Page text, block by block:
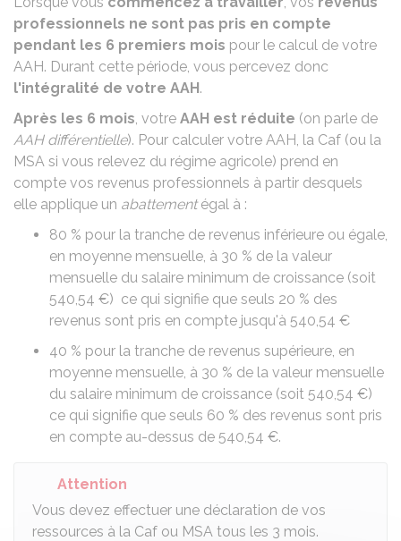
professionnels ne sont pas pris en compte
pendant les 6 premiers mois pour le calcul de votre
AAH. Durant cette période, vous percevez donc
l'intégralité de votre AAH.
Après les 6 mois, votre AAH est réduite (on parle de
AAH différentielle). Pour calculer votre AAH, la Caf (ou la
MSA si vous relevez du régime agricole) prend en
compte vos revenus professionnels à partir desquels
elle applique un abattementégal à :
80 % pour la tranche de revenus inférieure ou égale,
en moyenne mensuelle, à 30 % de la valeur
mensuelle du salaire minimum de croissance (soit
540,54 €) ce qui signifie que seuls 20 % des
revenus sont pris en compte jusqu'à 540,54 €
40 % pour la tranche de revenus supérieure, en
moyenne mensuelle, à 30 % de la valeur mensuelle
du salaire minimum de croissance (soit 540,54 €)
ce qui signifie que seuls 60 % des revenus sont pris
en compte au-dessus de 540,54 €.
Attention
Vous devez effectuer une déclaration de vos
ressources à la Caf ou MSA tous les 3 mois.